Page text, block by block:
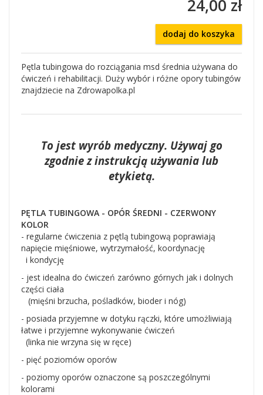
24,00 zł
dodaj do koszyka
Pętla tubingowa do rozciągania msd średnia używana do
ćwiczeń i rehabilitacji. Duży wybór i różne opory tubingów
znajdziecie na Zdrowapolka.pl
To jest wyrób medyczny. Używaj go
zgodnie z instrukcją używania lub
etykietą.
PĘTLA TUBINGOWA - OPÓR ŚREDNI - CZERWONY
KOLOR
- regularne ćwiczenia z pętlą tubingową poprawiają
napięcie mięśniowe, wytrzymałość, koordynację
i kondycję
- jest idealna do ćwiczeń zarówno górnych jak i dolnych
części ciała
(mięśni brzucha, pośladków, bioder i nóg)
- posiada przyjemne w dotyku rączki, które umożliwiają
łatwe i przyjemne wykonywanie ćwiczeń
(linka nie wrzyna się w ręce)
- pięć poziomów oporów
- poziomy oporów oznaczone są poszczególnymi
kolorami